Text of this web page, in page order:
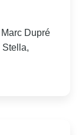
Dupré
Stella,